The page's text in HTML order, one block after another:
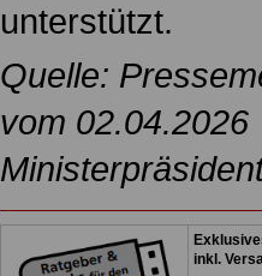
unterstützt.
Quelle:
vom 02.04.2026
inkl.